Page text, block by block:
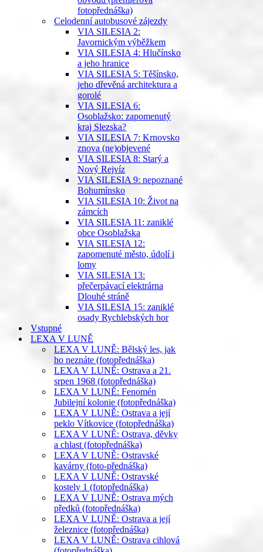
fotopřednáška)
Celodenní autobusové zájezdy
VIA SILESIA 2:
Javornickým výběžkem
VIA SILESIA 4: Hlučínsko
a jeho hranice
VIA SILESIA 5: Těšínsko,
jeho dřevěná architektura a
gorolé
VIA SILESIA 6:
Osoblažsko: zapomenutý
kraj Slezska?
VIA SILESIA 7: Krnovsko
znova (ne)objevené
VIA SILESIA 8: Starý a
Nový Rejvíz
VIA SILESIA 9: nepoznané
Bohumínsko
VIA SILESIA 10: Život na
zámcích
VIA SILESIA 11: zaniklé
obce Osoblažska
VIA SILESIA 12:
zapomenuté město, údolí i
lomy
VIA SILESIA 13:
přečerpávací elektrárna
Dlouhé stráně
VIA SILESIA 15: zaniklé
osady Rychlebských hor
Vstupné
LEXA V LUNĚ
LEXA V LUNĚ: Bělský les, jak
ho neznáte (fotopřednáška)
LEXA V LUNĚ: Ostrava a 21.
srpen 1968 (fotopřednáška)
LEXA V LUNĚ: Fenomén
Jubilejní kolonie (fotopřednáška)
LEXA V LUNĚ: Ostrava a její
peklo Vítkovice (fotopřednáška)
LEXA V LUNĚ: Ostrava, děvky
a chlast (fotopřednáška)
LEXA V LUNĚ: Ostravské
kavárny (foto-přednáška)
LEXA V LUNĚ: Ostravské
kostely 1 (fotopřednáška)
LEXA V LUNĚ: Ostrava mých
předků (fotopřednáška)
LEXA V LUNĚ: Ostrava a její
železnice (fotopřednáška)
LEXA V LUNĚ: Ostrava cihlová